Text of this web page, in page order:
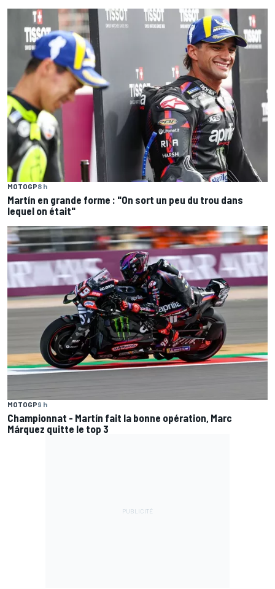
MOTOGP8 h
Martín en grande forme : "On sort un peu du trou dans
lequel on était"
MOTOGP9 h
Championnat - Martín fait la bonne opération, Marc
Márquez quitte le top 3